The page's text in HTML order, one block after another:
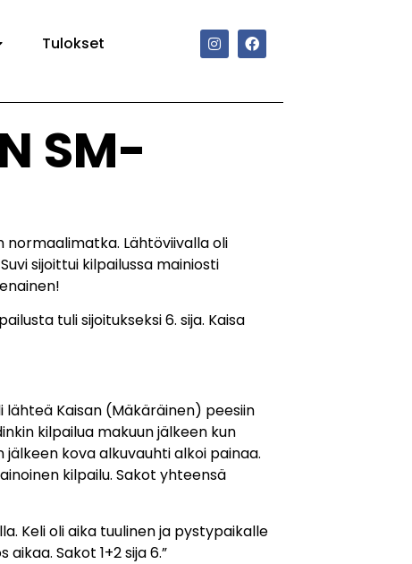
Tulokset
SM-
normaalimatka. Lähtöviivalla oli
sijoittui kilpailussa mainiosti
tuli sijoitukseksi 6. sija. Kaisa
Kaisan (Mäkäräinen) peesiin
kilpailua makuun jälkeen kun
kova alkuvauhti alkoi painaa.
kilpailu. Sakot yhteensä
Keli oli aika tuulinen ja pystypaikalle
Sakot 1+2 sija 6.”